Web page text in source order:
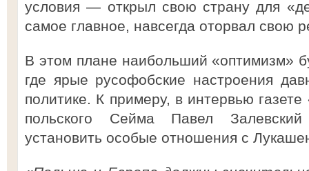
условия — открыл свою страну для
самое главное, навсегда оторвал свою
В этом плане наибольший «оптимизм»
где ярые русофобские настроения
политике. К примеру, в интервью
польского Сейма Павел
установить особые отношения с